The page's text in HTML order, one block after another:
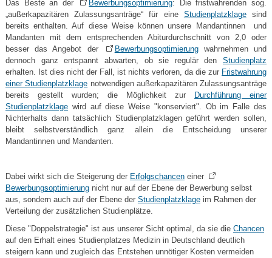
Das Beste an der Bewerbungsoptimierung: Die fristwahrenden sog.
„außerkapazitären Zulassungsanträge“ für eine Studienplatzklagesind
bereits enthalten. Auf diese Weise können unsere Mandantinnen und
Mandanten mit dem entsprechenden Abiturdurchschnitt von 2,0 oder
besser das Angebot der
Bewerbungsoptimierungwahrnehmen und
dennoch ganz entspannt abwarten, ob sie regulär denStudienplatz
erhalten. Ist dies nicht der Fall, ist nichts verloren, da die zur Fristwahrung
einer Studienplatzklage notwendigen außerkapazitären Zulassungsanträge
bereits gestellt wurden; die Möglichkeit zur
Durchführung einer
Studienplatzklagewird auf diese Weise "konserviert". Ob im Falle des
Nichterhalts dann tatsächlich Studienplatzklagen geführt werden sollen,
bleibt selbstverständlich ganz allein die Entscheidung unserer
Mandantinnen und Mandanten.
Dabei wirkt sich die Steigerung der Erfolgschanceneiner
Bewerbungsoptimierungnicht nur auf der Ebene der Bewerbung selbst
aus, sondern auch auf der Ebene der Studienplatzklageim Rahmen der
Verteilung der zusätzlichen Studienplätze.
Diese "Doppelstrategie" ist aus unserer Sicht optimal, da sie die Chancen
auf den Erhalt eines Studienplatzes Medizin in Deutschland deutlich
steigern kann und zugleich das Entstehen unnötiger Kosten vermeiden